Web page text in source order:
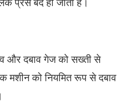
और दबाव गेज को सख्ती से
मशीन को नियमित रूप से दबाव